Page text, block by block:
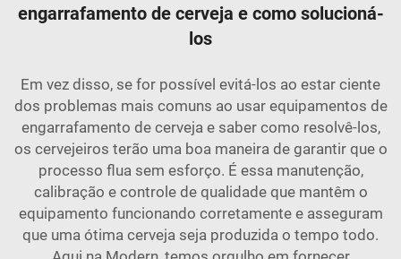
engarrafamento de cerveja e como solucioná-
los
Em vez disso, se for possível evitá-los ao estar ciente
dos problemas mais comuns ao usar equipamentos de
engarrafamento de cerveja e saber como resolvê-los,
os cervejeiros terão uma boa maneira de garantir que o
processo flua sem esforço. É essa manutenção,
calibração e controle de qualidade que mantêm o
equipamento funcionando corretamente e asseguram
que uma ótima cerveja seja produzida o tempo todo.